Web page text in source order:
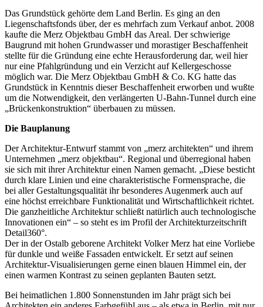
Das Grundstück gehörte dem Land Berlin. Es ging an den
Liegenschaftsfonds über, der es mehrfach zum Verkauf anbot. 2008
kaufte die Merz Objektbau GmbH das Areal. Der schwierige
Baugrund mit hohen Grundwasser und morastiger Beschaffenheit
stellte für die Gründung eine echte Herausforderung dar, weil hier
nur eine Pfahlgründung und ein Verzicht auf Kellergeschosse
möglich war. Die Merz Objektbau GmbH & Co. KG hatte das
Grundstück in Kenntnis dieser Beschaffenheit erworben und wußte
um die Notwendigkeit, den verlängerten U-Bahn-Tunnel durch eine
„Brückenkonstruktion“ überbauen zu müssen.
Die Bauplanung
Der Architektur-Entwurf stammt von „merz architekten“ und ihrem
Unternehmen „merz objektbau“. Regional und überregional haben
sie sich mit ihrer Architektur einen Namen gemacht. „Diese besticht
durch klare Linien und eine charakteristische Formensprache, die
bei aller Gestaltungsqualität ihr besonderes Augenmerk auch auf
eine höchst erreichbare Funktionalität und Wirtschaftlichkeit richtet.
Die ganzheitliche Architektur schließt natürlich auch technologische
Innovationen ein“ – so steht es im Profil der Architekturzeitschrift
Detail360°.
Der in der Ostalb geborene Architekt Volker Merz hat eine Vorliebe
für dunkle und weiße Fassaden entwickelt. Er setzt auf seinen
Architektur-Visualisierungen gerne einen blauen Himmel ein, der
einen warmen Kontrast zu seinen geplanten Bauten setzt.
Bei heimatlichen 1.800 Sonnenstunden im Jahr prägt sich bei